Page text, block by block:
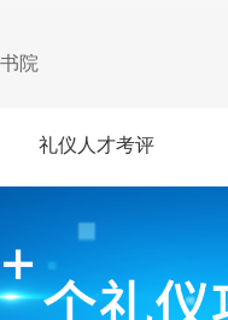
院
礼仪人才考评